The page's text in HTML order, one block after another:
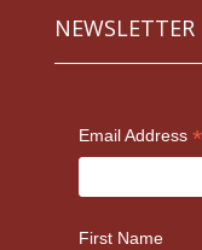
NEWSLETTER
Email Address *
First Name